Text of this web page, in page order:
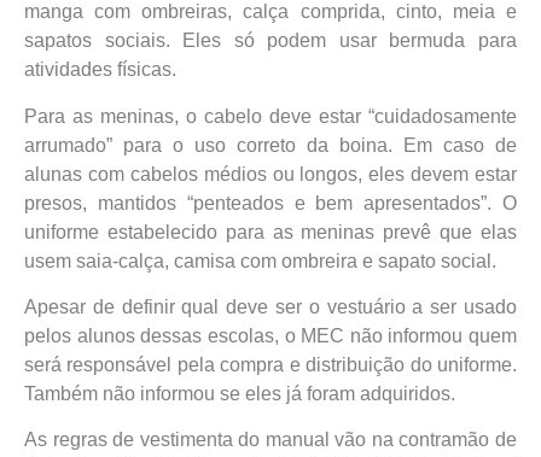
manga com ombreiras, calça comprida, cinto, meia e
sapatos sociais. Eles só podem usar bermuda para
atividades físicas.
Para as meninas, o cabelo deve estar “cuidadosamente
arrumado” para o uso correto da boina. Em caso de
alunas com cabelos médios ou longos, eles devem estar
presos, mantidos “penteados e bem apresentados”. O
uniforme estabelecido para as meninas prevê que elas
usem saia-calça, camisa com ombreira e sapato social.
Apesar de definir qual deve ser o vestuário a ser usado
pelos alunos dessas escolas, o MEC não informou quem
será responsável pela compra e distribuição do uniforme.
Também não informou se eles já foram adquiridos.
As regras de vestimenta do manual vão na contramão de